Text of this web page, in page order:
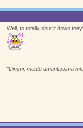
Well, to totally shut it down
"Dimmi, mente amantissima